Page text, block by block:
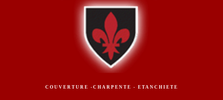
COUVERTURE -CHARPENTE - ETANCHIETE